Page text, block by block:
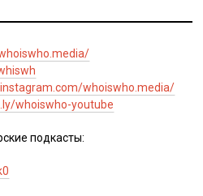
whoiswho.media/
whoiswho-youtube
подкасты: